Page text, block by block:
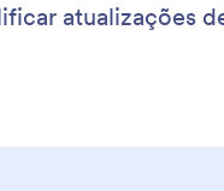
atualizações